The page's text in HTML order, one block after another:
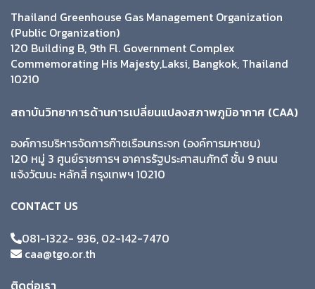
Thailand Greenhouse Gas Management Organization
(Public Organization)
120 Building B, 9th Fl. Government Complex
Commemorating His Majesty,Laksi, Bangkok, Thailand
10210
สถาบันวิทยาการด้านการเปลี่ยนแปลงสภาพภูมิอากาศ (CAA)
องค์การบริหารจัดการก๊าซเรือนกระจก (องค์การมหาชน)
120 หมู่ 3 ศูนย์ราชการฯ อาคารรัฐประศาสนภักดี ชั้น 9 ถนน
แจ้งวัฒนะ หลักสี่ กรุงเทพฯ 10210
CONTACT US
081-1322- 936, 02-142-7470
caa@tgo.or.th